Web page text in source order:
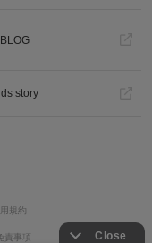
story
用規約
責事項